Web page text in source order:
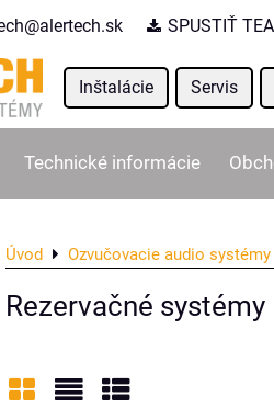
SPUSTIŤ
Inštalácie Servis
Technické informácie
Úvod Ozvučovacie audio systémy
Rezervačné systémy